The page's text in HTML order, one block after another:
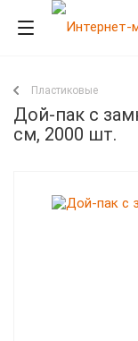
Пластиковые
Дой-пак с
cм, 2000 шт.